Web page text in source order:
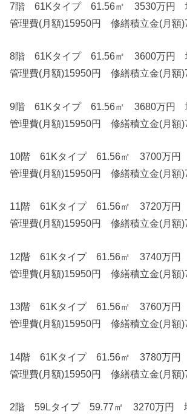
7階 61Kタイプ 61.56㎡ 3530万円
管理費(月額)15950円 修繕積立金(月額
8階 61Kタイプ 61.56㎡ 3600万円
管理費(月額)15950円 修繕積立金(月額
9階 61Kタイプ 61.56㎡ 3680万円
管理費(月額)15950円 修繕積立金(月額
10階 61Kタイプ 61.56㎡ 3700万円
管理費(月額)15950円 修繕積立金(月額
11階 61Kタイプ 61.56㎡ 3720万円
管理費(月額)15950円 修繕積立金(月額
12階 61Kタイプ 61.56㎡ 3740万円
管理費(月額)15950円 修繕積立金(月額
13階 61Kタイプ 61.56㎡ 3760万円
管理費(月額)15950円 修繕積立金(月額
14階 61Kタイプ 61.56㎡ 3780万円
管理費(月額)15950円 修繕積立金(月額
2階 59Lタイプ 59.77㎡ 3270万円